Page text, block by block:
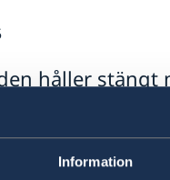
Information
i Tunisien
håller stängt
och tisdagen
Aid-al-Fitr. På
vi inga